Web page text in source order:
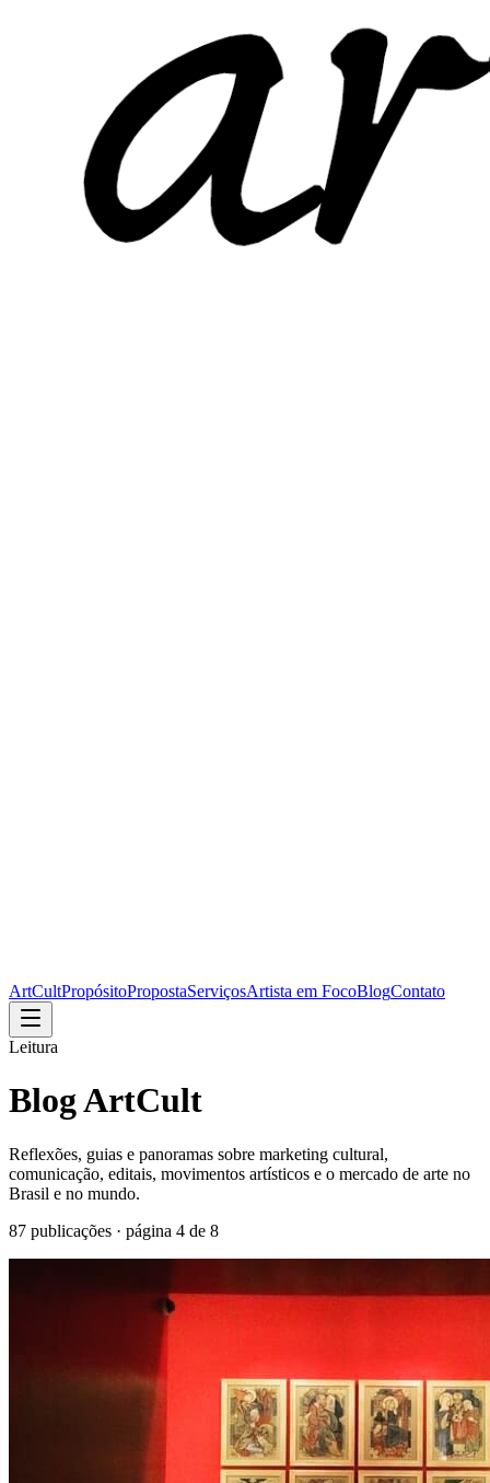
ArtCultPropósitoPropostaServiçosArtista em FocoBlogContato
Leitura
Blog ArtCult
Reflexões, guias e panoramas sobre marketing cultural,
comunicação, editais, movimentos artísticos e o mercado de arte no
Brasil e no mundo.
87 publicações · página 4 de 8